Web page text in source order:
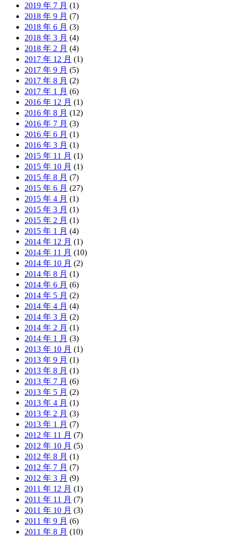
2019 年 7 月 (1)
2018 年 9 月 (7)
2018 年 6 月 (3)
2018 年 3 月 (4)
2018 年 2 月 (4)
2017 年 12 月 (1)
2017 年 9 月 (5)
2017 年 8 月 (2)
2017 年 1 月 (6)
2016 年 12 月 (1)
2016 年 8 月 (12)
2016 年 7 月 (3)
2016 年 6 月 (1)
2016 年 3 月 (1)
2015 年 11 月 (1)
2015 年 10 月 (1)
2015 年 8 月 (7)
2015 年 6 月 (27)
2015 年 4 月 (1)
2015 年 3 月 (1)
2015 年 2 月 (1)
2015 年 1 月 (4)
2014 年 12 月 (1)
2014 年 11 月 (10)
2014 年 10 月 (2)
2014 年 8 月 (1)
2014 年 6 月 (6)
2014 年 5 月 (2)
2014 年 4 月 (4)
2014 年 3 月 (2)
2014 年 2 月 (1)
2014 年 1 月 (3)
2013 年 10 月 (1)
2013 年 9 月 (1)
2013 年 8 月 (1)
2013 年 7 月 (6)
2013 年 5 月 (2)
2013 年 4 月 (1)
2013 年 2 月 (3)
2013 年 1 月 (7)
2012 年 11 月 (7)
2012 年 10 月 (5)
2012 年 8 月 (1)
2012 年 7 月 (7)
2012 年 3 月 (9)
2011 年 12 月 (1)
2011 年 11 月 (7)
2011 年 10 月 (3)
2011 年 9 月 (6)
2011 年 8 月 (10)